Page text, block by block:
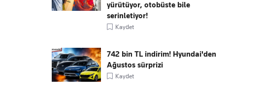
yürütüyor, otobüste bile
serinletiyor!
Kaydet
742 bin TL indirim! Hyundai'den
Ağustos sürprizi
Kaydet